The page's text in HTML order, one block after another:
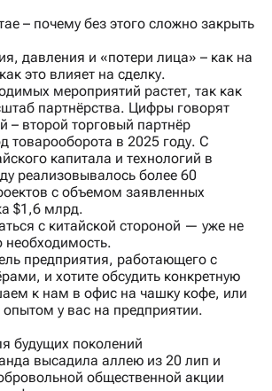
– почему без этого сложно закрыть
давления и «потери лица» – как на
это влияет на сделку.
мероприятий растет, так как
партнёрства. Цифры говорят
– второй торговый партнёр
товарооборота в 2025 году. С
капитала и технологий в
реализовывалось более 60
с объемом заявленных
$1,6 млрд.
с китайской стороной — уже не
предприятия, работающего с
и хотите обсудить конкретную
к нам в офис на чашку кофе, или
опытом у вас на предприятии.
будущих поколений
высадила аллею из 20 лип и
общественной акции